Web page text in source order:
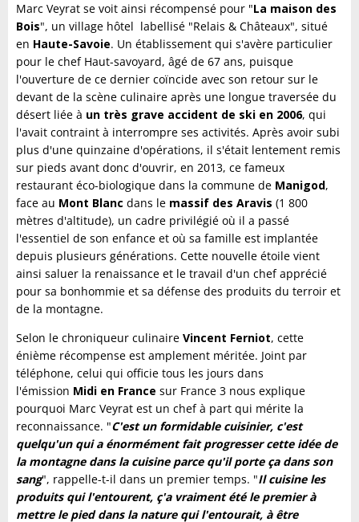
Marc Veyrat se voit ainsi récompensé pour "La maison des
Bois", un village hôtel labellisé "Relais & Châteaux", situé
en Haute-Savoie. Un établissement qui s'avère particulier
pour le chef Haut-savoyard, âgé de 67 ans, puisque
l'ouverture de ce dernier coïncide avec son retour sur le
devant de la scène culinaire après une longue traversée du
désert liée à un très grave accident de ski en 2006, qui
l'avait contraint à interrompre ses activités. Après avoir subi
plus d'une quinzaine d'opérations, il s'était lentement remis
sur pieds avant donc d'ouvrir, en 2013, ce fameux
restaurant éco-biologique dans la commune de Manigod,
face au Mont Blanc dans le massif des Aravis (1 800
mètres d'altitude), un cadre privilégié où il a passé
l'essentiel de son enfance et où sa famille est implantée
depuis plusieurs générations. Cette nouvelle étoile vient
ainsi saluer la renaissance et le travail d'un chef apprécié
pour sa bonhommie et sa défense des produits du terroir et
de la montagne.
Selon le chroniqueur culinaire Vincent Ferniot, cette
énième récompense est amplement méritée. Joint par
téléphone, celui qui officie tous les jours dans
l'émission Midi en France sur France 3 nous explique
pourquoi Marc Veyrat est un chef à part qui mérite la
reconnaissance. "C'est un formidable cuisinier, c'est
quelqu'un qui a énormément fait progresser cette idée de
la montagne dans la cuisine parce qu'il porte ça dans son
sang", rappelle-t-il dans un premier temps. "Il cuisine les
produits qui l'entourent, ç'a vraiment été le premier à
mettre le pied dans la nature qui l'entourait, à être